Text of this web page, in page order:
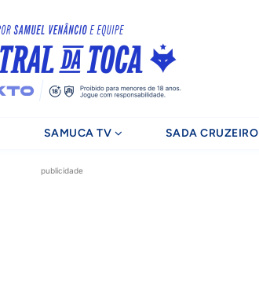
SAMUCA TV SADA CRUZEIRO
publicidade